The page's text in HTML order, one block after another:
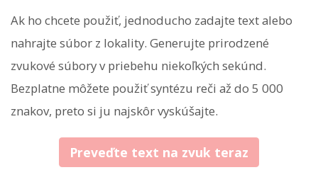
Ak ho chcete použiť, jednoducho zadajte text alebo
nahrajte súbor z lokality. Generujte prirodzené
zvukové súbory v priebehu niekoľkých sekúnd.
Bezplatne môžete použiť syntézu reči až do 5 000
znakov, preto si ju najskôr vyskúšajte.
Preveďte text na zvuk teraz